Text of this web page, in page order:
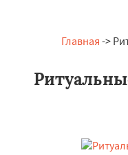
Главная ->